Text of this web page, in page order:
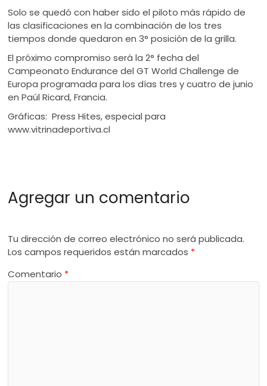
Solo se quedó con haber sido el piloto más rápido de
las clasificaciones en la combinación de los tres
tiempos donde quedaron en 3° posición de la grilla.
El próximo compromiso será la 2° fecha del
Campeonato Endurance del GT World Challenge de
Europa programada para los días tres y cuatro de junio
en Paúl Ricard, Francia.
Gráficas: Press Hites, especial para
www.vitrinadeportiva.cl
Agregar un comentario
Tu dirección de correo electrónico no será publicada.
Los campos requeridos están marcados *
Comentario *